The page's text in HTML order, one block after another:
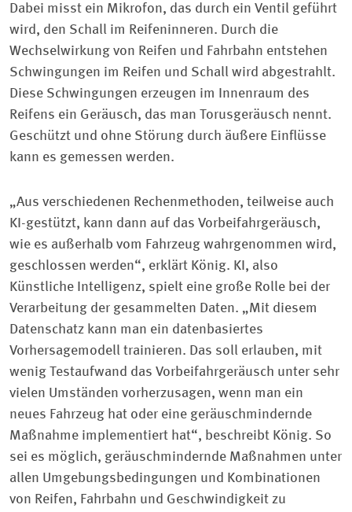
Dabei misst ein Mikrofon, das durch ein Ventil geführt
wird, den Schall im Reifeninneren. Durch die
Wechselwirkung von Reifen und Fahrbahn entstehen
Schwingungen im Reifen und Schall wird abgestrahlt.
Diese Schwingungen erzeugen im Innenraum des
Reifens ein Geräusch, das man Torusgeräusch nennt.
Geschützt und ohne Störung durch äußere Einflüsse
kann es gemessen werden.
„Aus verschiedenen Rechenmethoden, teilweise auch
KI-gestützt, kann dann auf das Vorbeifahrgeräusch,
wie es außerhalb vom Fahrzeug wahrgenommen wird,
geschlossen werden“, erklärt König. KI, also
Künstliche Intelligenz, spielt eine große Rolle bei der
Verarbeitung der gesammelten Daten. „Mit diesem
Datenschatz kann man ein datenbasiertes
Vorhersagemodell trainieren. Das soll erlauben, mit
wenig Testaufwand das Vorbeifahrgeräusch unter sehr
vielen Umständen vorherzusagen, wenn man ein
neues Fahrzeug hat oder eine geräuschmindernde
Maßnahme implementiert hat“, beschreibt König. So
sei es möglich, geräuschmindernde Maßnahmen unter
allen Umgebungsbedingungen und Kombinationen
von Reifen, Fahrbahn und Geschwindigkeit zu